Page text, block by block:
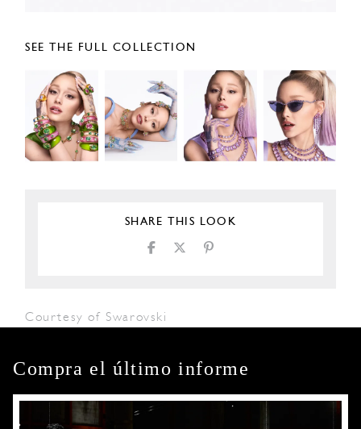
SEE THE FULL COLLECTION
SHARE THIS LOOK
Courtesy of Swarovski
Compra el último informe